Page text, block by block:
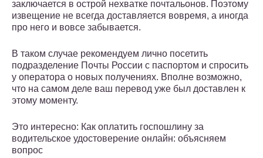
заключается в острой нехватке почтальонов. Поэтому
извещение не всегда доставляется вовремя, а иногда
про него и вовсе забывается.
В таком случае рекомендуем лично посетить
подразделение Почты России с паспортом и спросить
у оператора о новых получениях. Вполне возможно,
что на самом деле ваш перевод уже был доставлен к
этому моменту.
Это интересно: Как оплатить госпошлину за
водительское удостоверение онлайн: объясняем
вопрос